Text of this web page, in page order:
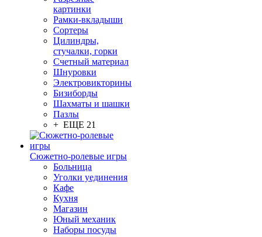
картинки
Рамки-вкладыши
Сортеры
Цилиндры,
стучалки, горки
Счетный материал
Шнуровки
Электровикторины
Бизиборды
Шахматы и шашки
Пазлы
+ ЕЩЕ 21
Сюжетно-ролевые игры
Больница
Уголки уединения
Кафе
Кухня
Магазин
Юный механик
Наборы посуды